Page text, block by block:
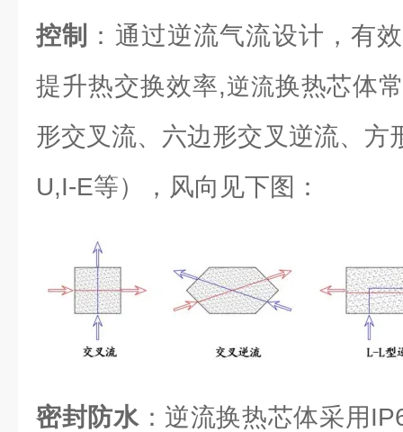
控制
：通过逆流气流设计，有
提升热交换效率,逆流换热芯体
形交叉流、六边形交叉逆流、方
U,I-E等），风向见下图：
密封防水：逆流换热芯体采用